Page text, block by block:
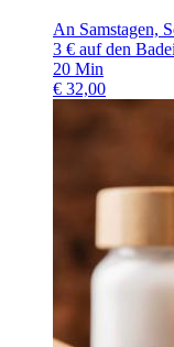
An Samstagen,
3 € auf den
20 Min
€ 32,00